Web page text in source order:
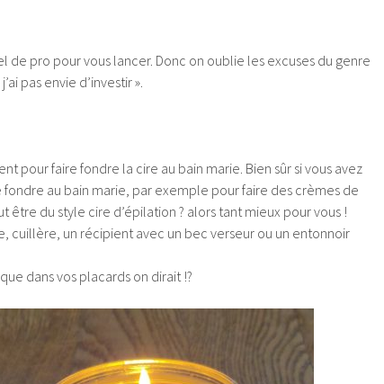
de pro pour vous lancer. Donc on oublie les excuses du genre
pas envie d’investir ».
pour faire fondre la cire au bain marie. Bien sûr si vous avez
au bain marie, par exemple pour faire des crèmes de
être du style cire d’épilation ? alors tant mieux pour vous !
cuillère, un récipient avec un bec verseur ou un entonnoir
dans vos placards on dirait !?